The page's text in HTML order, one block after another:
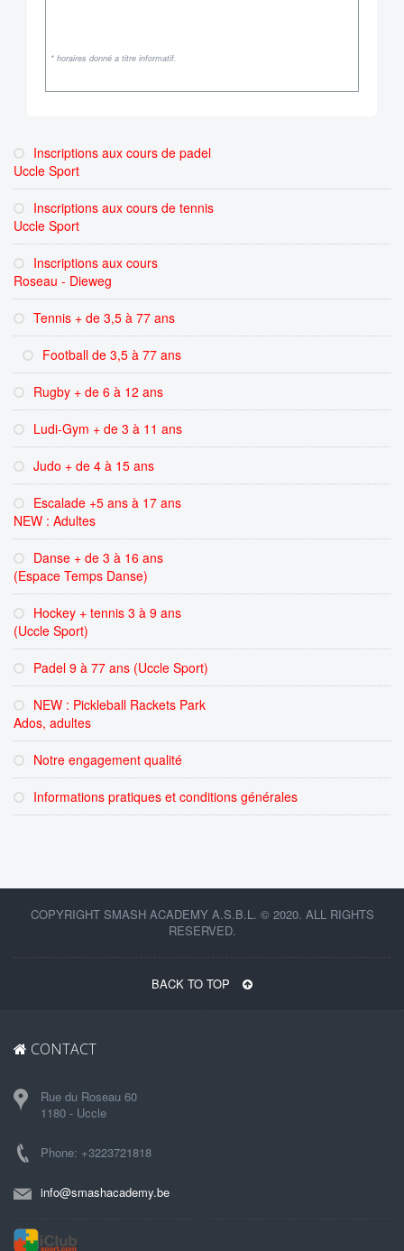
* horaires donné a titre informatif.
Inscriptions aux cours de padel
Uccle Sport
Inscriptions aux cours de tennis
Uccle Sport
Inscriptions aux cours
Roseau - Dieweg
Tennis + de 3,5 à 77 ans
Football de 3,5 à 77 ans
Rugby + de 6 à 12 ans
Ludi-Gym + de 3 à 11 ans
Judo + de 4 à 15 ans
Escalade +5 ans à 17 ans
NEW : Adultes
Danse + de 3 à 16 ans
(Espace Temps Danse)
Hockey + tennis 3 à 9 ans
(Uccle Sport)
Padel 9 à 77 ans (Uccle Sport)
NEW : Pickleball Rackets Park
Ados, adultes
Notre engagement qualité
Informations pratiques et conditions générales
COPYRIGHT SMASH ACADEMY A.S.B.L. © 2020. ALL RIGHTS
RESERVED.
BACK TO TOP
CONTACT
Rue du Roseau 60
1180 - Uccle
Phone: +3223721818
info@smashacademy.be